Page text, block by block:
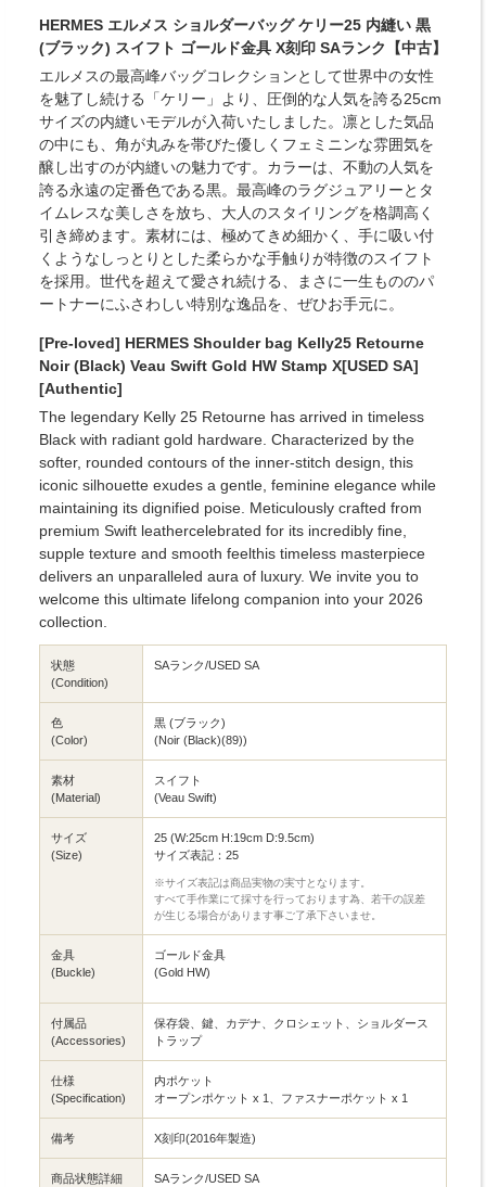
HERMES エルメス ショルダーバッグ ケリー25 内縫い 黒
(ブラック) スイフト ゴールド金具 X刻印 SAランク【中古】
エルメスの最高峰バッグコレクションとして世界中の女性
を魅了し続ける「ケリー」より、圧倒的な人気を誇る25cm
サイズの内縫いモデルが入荷いたしました。凛とした気品
の中にも、角が丸みを帯びた優しくフェミニンな雰囲気を
醸し出すのが内縫いの魅力です。カラーは、不動の人気を
誇る永遠の定番色である黒。最高峰のラグジュアリーとタ
イムレスな美しさを放ち、大人のスタイリングを格調高く
引き締めます。素材には、極めてきめ細かく、手に吸い付
くようなしっとりとした柔らかな手触りが特徴のスイフト
を採用。世代を超えて愛され続ける、まさに一生もののパ
ートナーにふさわしい特別な逸品を、ぜひお手元に。
[Pre-loved] HERMES Shoulder bag Kelly25 Retourne
Noir (Black) Veau Swift Gold HW Stamp X[USED SA]
[Authentic]
The legendary Kelly 25 Retourne has arrived in timeless
Black with radiant gold hardware. Characterized by the
softer, rounded contours of the inner-stitch design, this
iconic silhouette exudes a gentle, feminine elegance while
maintaining its dignified poise. Meticulously crafted from
premium Swift leathercelebrated for its incredibly fine,
supple texture and smooth feelthis timeless masterpiece
delivers an unparalleled aura of luxury. We invite you to
welcome this ultimate lifelong companion into your 2026
collection.
状態
(Condition)
SAランク/USED SA
色
(Color)
黒 (ブラック)
(Noir (Black)(89))
素材
(Material)
スイフト
(Veau Swift)
サイズ
(Size)
25 (W:25cm H:19cm D:9.5cm)
サイズ表記：25
※サイズ表記は商品実物の実寸となります。
すべて手作業にて採寸を行っております為、若干の誤差
が生じる場合があります事ご了承下さいませ。
金具
(Buckle)
ゴールド金具
(Gold HW)
付属品
(Accessories)
保存袋、鍵、カデナ、クロシェット、ショルダース
トラップ
仕様
(Specification)
内ポケット
オープンポケット x 1、ファスナーポケット x 1
備考 X刻印(2016年製造)
商品状態詳細
SAランク/USED SA